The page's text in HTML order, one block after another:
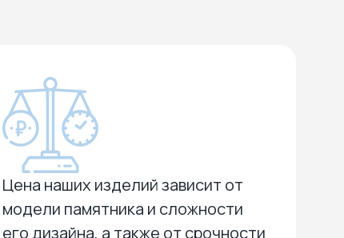
Цена наших изделий зависит от
модели памятника и сложности
его дизайна, а также от срочности